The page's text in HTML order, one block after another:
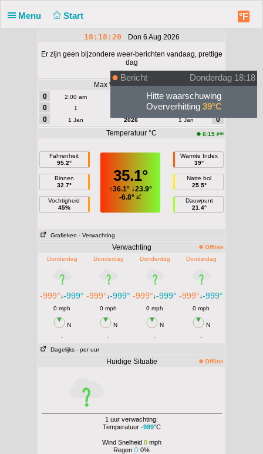
Menu Start °F
18:18:20 Don 6 Aug 2026
Er zijn geen bijzondere weer-berichten vandaag, prettige
dag
Max Wind | Vlaag - mph
0
2:00 am 2:00 am
0
0
1 1
0
0
1 Jan 2026 1 Jan
0
Temperatuur °C
6:15 pm
Fahrenheit
95.2°
Binnen
32.7°
Vochtigheid
45%
35.1°
↑36.1°↓23.9°
-6.8°
Warmte Index
39°
Natte bol
25.5°
Dauwpunt
21.4°
Grafieken - Verwachting
Verwachting
Offline
Donderdag
Donderdag Donderdag Donderdag
-999°↓-999° -999°↓-999° -999°↓-999° -999°↓-999°
0 mph 0 mph 0 mph 0 mph
N N N
N
-
- -
-
Dagelijks - per uur
Huidige Situatie Offline
1 uur verwachting:
Temperatuur -999°C
Wind Snelheid 0mph
Regen
0%
Bericht
Donderdag 18:18
Hitte waarschuwing
Oververhitting 39°C